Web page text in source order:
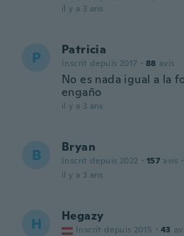
il y a 3 ans
P Patricia
Inscrit depuis 2017 · 88 avis
No es nada igual a la
engaño
il y a 3 ans
B Bryan
Inscrit depuis 2022 · 157 avis ·
il y a 3 ans
H Hegazy
Inscrit depuis 2015 · 43